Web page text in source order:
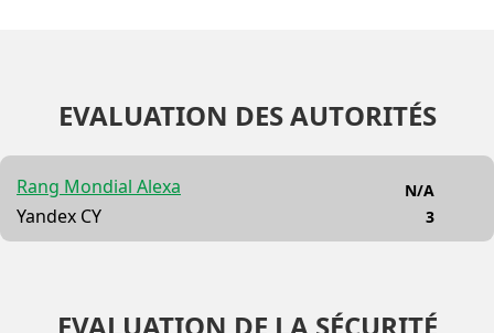
EVALUATION DES AUTORITÉS
Rang Mondial Alexa
Yandex CY
N/A
3
EVALUATION DE LA SÉCURITÉ